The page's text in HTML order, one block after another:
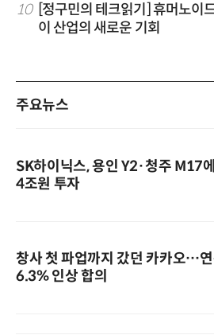
10
[정구민의 테크읽기] 휴머노이
이 산업의 새로운 기회
주요뉴스
SK하이닉스, 용인 Y2·청주 M17
4조원 투자
창사 첫 파업까지 갔던 카카오…
6.3% 인상 합의